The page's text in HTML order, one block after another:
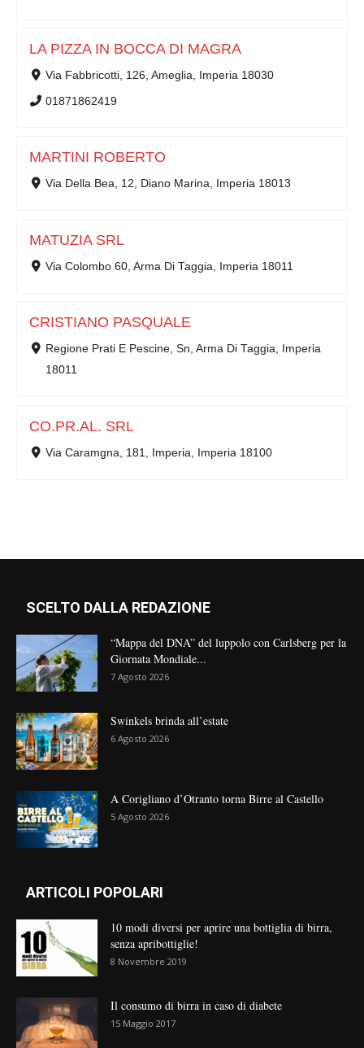
LA PIZZA IN BOCCA DI MAGRA
Via Fabbricotti, 126, Ameglia, Imperia 18030
01871862419
MARTINI ROBERTO
Via Della Bea, 12, Diano Marina, Imperia 18013
MATUZIA SRL
Via Colombo 60, Arma Di Taggia, Imperia 18011
CRISTIANO PASQUALE
Regione Prati E Pescine, Sn, Arma Di Taggia, Imperia
18011
CO.PR.AL. SRL
Via Caramgna, 181, Imperia, Imperia 18100
SCELTO DALLA REDAZIONE
“Mappa del DNA” del luppolo con Carlsberg per la
Giornata Mondiale...
7 Agosto 2026
Swinkels brinda all’estate
6 Agosto 2026
A Corigliano d’Otranto torna Birre al Castello
5 Agosto 2026
ARTICOLI POPOLARI
10 modi diversi per aprire una bottiglia di birra,
senza apribottiglie!
8 Novembre 2019
Il consumo di birra in caso di diabete
15 Maggio 2017